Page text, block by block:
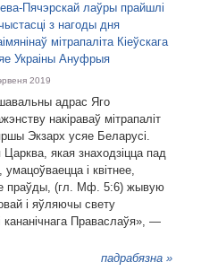
Пячэрскай лаўры прайшлі
з нагоды дня
мітрапаліта Кіеўскага
Украіны Ануфрыя
2019
адрас Яго
накіраваў мітрапаліт
Экзарх усяе Беларусі.
якая знаходзіцца пад
і квітнее,
праўды, (гл. Мф. 5:6) жывую
і яўляючы свету
кананічнага Праваслаўя», —
падрабязна »